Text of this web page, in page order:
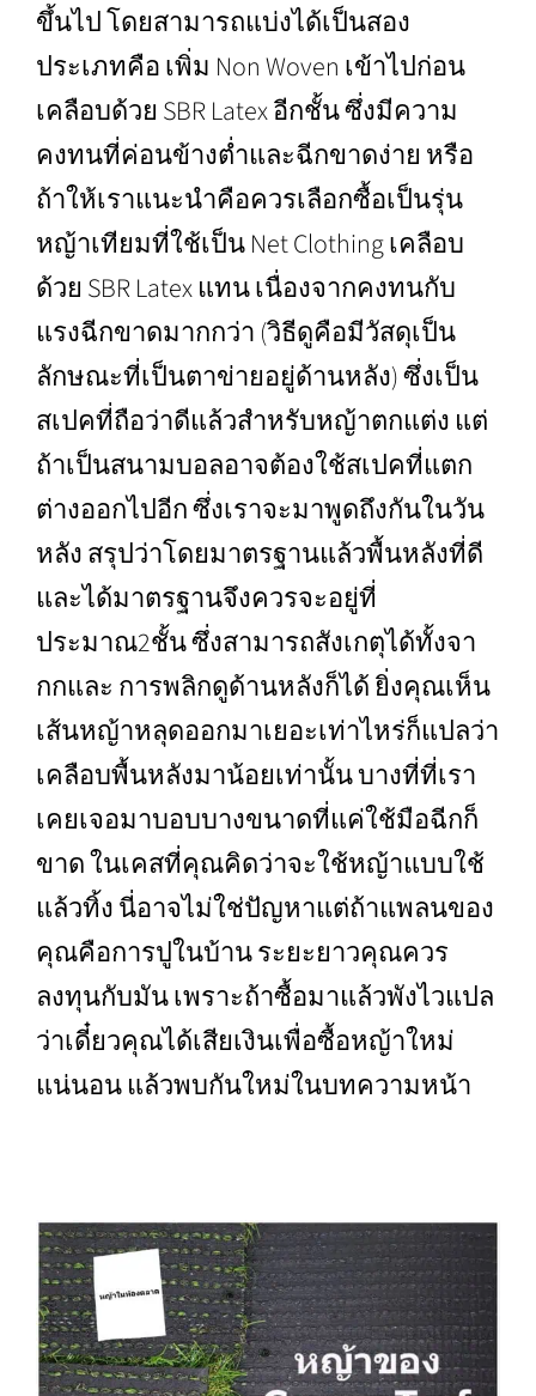
ขึ้นไป โดยสามารถแบ่งได้เป็นสอง
ประเภทคือ เพิ่ม Non Woven เข้าไปก่อน
เคลือบด้วย SBR Latex อีกชั้น ซึ่งมีความ
คงทนที่ค่อนข้างต่ำและฉีกขาดง่าย หรือ
ถ้าให้เราแนะนำคือควรเลือกซื้อเป็นรุ่น
หญ้าเทียมที่ใช้เป็น Net Clothing เคลือบ
ด้วย SBR Latex แทน เนื่องจากคงทนกับ
แรงฉีกขาดมากกว่า (วิธีดูคือมีวัสดุเป็น
ลักษณะที่เป็นตาข่ายอยู่ด้านหลัง) ซึ่งเป็น
สเปคที่ถือว่าดีแล้วสำหรับหญ้าตกแต่ง แต่
ถ้าเป็นสนามบอลอาจต้องใช้สเปคที่แตก
ต่างออกไปอีก ซึ่งเราจะมาพูดถึงกันในวัน
หลัง สรุปว่าโดยมาตรฐานแล้วพื้นหลังที่ดี
และได้มาตรฐานจึงควรจะอยู่ที่
ประมาณ2ชั้น ซึ่งสามารถสังเกตุได้ทั้งจา
กกและ การพลิกดูด้านหลังก็ได้ ยิ่งคุณเห็น
เส้นหญ้าหลุดออกมาเยอะเท่าไหร่ก็แปลว่า
เคลือบพื้นหลังมาน้อยเท่านั้น บางที่ที่เรา
เคยเจอมาบอบบางขนาดที่แค่ใช้มือฉีกก็
ขาด ในเคสที่คุณคิดว่าจะใช้หญ้าแบบใช้
แล้วทิ้ง นี่อาจไม่ใช่ปัญหาแต่ถ้าแพลนของ
คุณคือการปูในบ้าน ระยะยาวคุณควร
ลงทุนกับมัน เพราะถ้าซื้อมาแล้วพังไวแปล
ว่าเดี๋ยวคุณได้เสียเงินเพื่อซื้อหญ้าใหม่
แน่นอน แล้วพบกันใหม่ในบทความหน้า